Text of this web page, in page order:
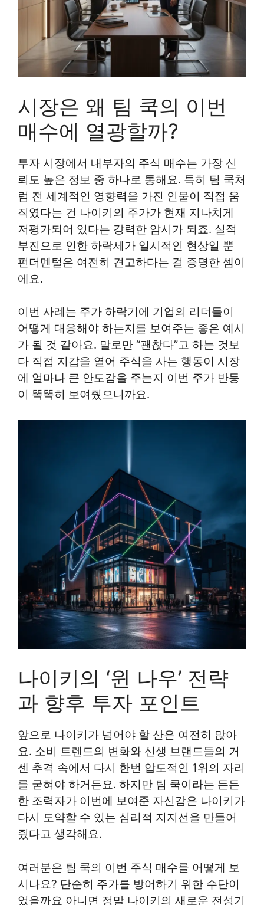
시장은 왜 팀 쿡의 이번
매수에 열광할까?
투자 시장에서 내부자의 주식 매수는 가장 신
뢰도 높은 정보 중 하나로 통해요. 특히 팀 쿡처
럼 전 세계적인 영향력을 가진 인물이 직접 움
직였다는 건 나이키의 주가가 현재 지나치게
저평가되어 있다는 강력한 암시가 되죠. 실적
부진으로 인한 하락세가 일시적인 현상일 뿐
펀더멘털은 여전히 견고하다는 걸 증명한 셈이
에요.
이번 사례는 주가 하락기에 기업의 리더들이
어떻게 대응해야 하는지를 보여주는 좋은 예시
가 될 것 같아요. 말로만 “괜찮다”고 하는 것보
다 직접 지갑을 열어 주식을 사는 행동이 시장
에 얼마나 큰 안도감을 주는지 이번 주가 반등
이 똑똑히 보여줬으니까요.
나이키의 ‘윈 나우’ 전략
과 향후 투자 포인트
앞으로 나이키가 넘어야 할 산은 여전히 많아
요. 소비 트렌드의 변화와 신생 브랜드들의 거
센 추격 속에서 다시 한번 압도적인 1위의 자리
를 굳혀야 하거든요. 하지만 팀 쿡이라는 든든
한 조력자가 이번에 보여준 자신감은 나이키가
다시 도약할 수 있는 심리적 지지선을 만들어
줬다고 생각해요.
여러분은 팀 쿡의 이번 주식 매수를 어떻게 보
시나요? 단순히 주가를 방어하기 위한 수단이
었을까요 아니면 정말 나이키의 새로운 전성기